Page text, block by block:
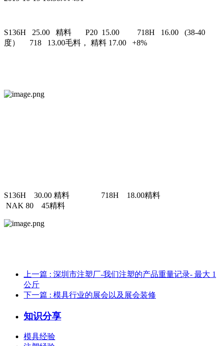
S136H 25.00 精料 P20 15.00 718H 16.00 (38-40
度） 718 13.00毛料， 精料 17.00 +8%
S136H 30.00 精料 718H 18.00精料
NAK 80 45精料
上一篇 : 深圳市注塑厂-我们注塑的产品重量记录- 最大 1
公斤
下一篇 : 模具行业的展会以及展会装修
知识分享
模具经验